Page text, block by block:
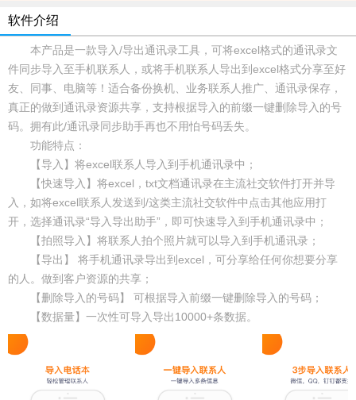
软件介绍
本产品是一款导入/导出通讯录工具，可将excel格式的通讯录文
件同步导入至手机联系人，或将手机联系人导出到excel格式分享至好
友、同事、电脑等！适合备份换机、业务联系人推广、通讯录保存，
真正的做到通讯录资源共享，支持根据导入的前缀一键删除导入的号
码。拥有此/通讯录同步助手再也不用怕号码丢失。
功能特点：
【导入】将excel联系人导入到手机通讯录中；
【快速导入】将excel，txt文档通讯录在主流社交软件打开并导
入，如将excel联系人发送到/这类主流社交软件中点击其他应用打
开，选择通讯录“导入导出助手”，即可快速导入到手机通讯录中；
【拍照导入】将联系人拍个照片就可以导入到手机通讯录；
【导出】 将手机通讯录导出到excel，可分享给任何你想要分享
的人。做到客户资源的共享；
【删除导入的号码】 可根据导入前缀一键删除导入的号码；
【数据量】一次性可导入导出10000+条数据。